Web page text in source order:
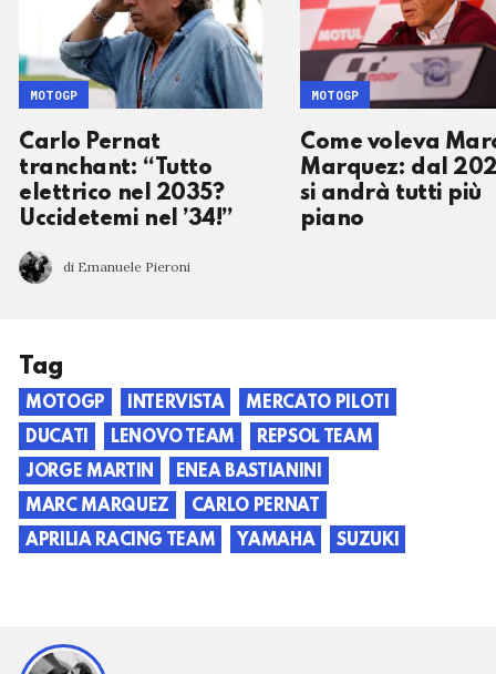
Carlo Pernat
tranchant: “Tutto
elettrico nel 2035?
Uccidetemi nel ’34!”
di Emanuele Pieroni
MOTOGP
Come voleva
Marquez: dal
si andrà tutti più
piano
MOTOGP
Tag
MOTOGP INTERVISTA
MERCATO PILOTI
DUCATI
LENOVO TEAM
REPSOL TEAM
JORGE MARTIN
ENEA BASTIANINI
MARC MARQUEZ
CARLO PERNAT
APRILIA RACING TEAM
YAMAHA SUZUKI